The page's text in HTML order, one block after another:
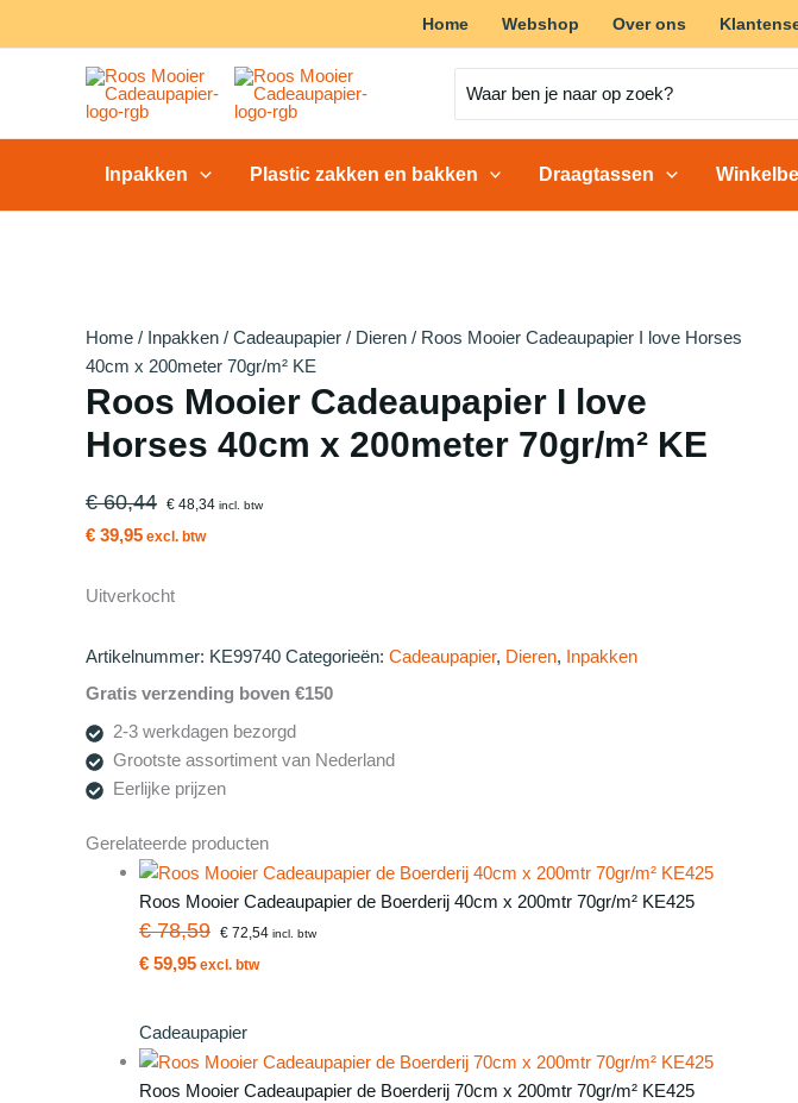
Home Webshop Over ons
naar:
Inpakken Plastic zakken en bakken Draagtassen
Home / Inpakken / Cadeaupapier / Dieren / Roos Mooier Cadeaupapier I love Horses
40cm x 200meter 70gr/m² KE
Roos Mooier Cadeaupapier I love
Horses 40cm x 200meter 70gr/m² KE
€ 60,44 € 48,34incl. btw
€ 39,95 excl. btw
Uitverkocht
Artikelnummer: KE99740 Categorieën: Cadeaupapier, Dieren, Inpakken
Gratis verzending boven €150
2-3 werkdagen bezorgd
Grootste assortiment van Nederland
Eerlijke prijzen
Gerelateerde producten
Roos Mooier Cadeaupapier de Boerderij 40cm x 200mtr 70gr/m² KE425
€ 78,59 € 72,54incl. btw
€ 59,95 excl. btw
Cadeaupapier
Roos Mooier Cadeaupapier de Boerderij 70cm x 200mtr 70gr/m² KE425